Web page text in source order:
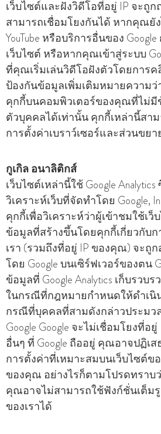
เว็บไซต์และฝังวิดีโอที่อยู่ IP จะถู
สามารถเชื่อมโยงกันได้ หากคุณยั
YouTube หรือบริการอื่นของ
เว็บไซต์ หรือหากคุณเข้าสู่ระบบ
ที่คุณเริ่มเล่นวิดีโอฝังตัวโดยการค
ป้องกันข้อมูลเพิ่มเติมหมายความว่า
คุกกี้บนคอมพิวเตอร์ของคุณที่ไม่มี
ตัวบุคคลได้เท่านั้น คุกกี้เหล่านี้สา
การตั้งค่าเบราว์เซอร์และส่วนขยา
กูเกิล อนาลิติกส์
เว็บไซต์เหล่านี้ใช้ Google
วิเคราะห์เว็บที่จัดทําโดย Google,
คุกกี้เพื่อวิเคราะห์ว่าผู้เข้าชมใช้เว็
ข้อมูลที่สร้างขึ้นโดยคุกกี้เกี่ยวกับก
เรา (รวมถึงที่อยู่ IP ของคุณ) จะถู
โดย Google บนเซิร์ฟเวอร์ของตน
ข้อมูลที่ Google Analytics เก็บรวบ
ในกรณีที่กฎหมายกําหนดให้ดําเนิ
กรณีที่บุคคลที่สามดังกล่าวประมว
Google Google จะไม่เชื่อมโยงที่
อื่นๆ ที่ Google ถืออยู่ คุณอาจปฏิเ
การตั้งค่าที่เหมาะสมบนเว็บไซต์ขอ
ของคุณ อย่างไรก็ตามโปรดทรา
คุณอาจไม่สามารถใช้ฟังก์ชั่นเต็ม
ของเราได้